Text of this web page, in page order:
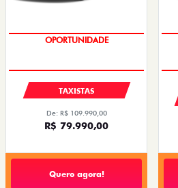
OPORTUNIDADE
TAXISTAS
De: R$ 109.990,00
R$ 79.990,00
Quero agora!